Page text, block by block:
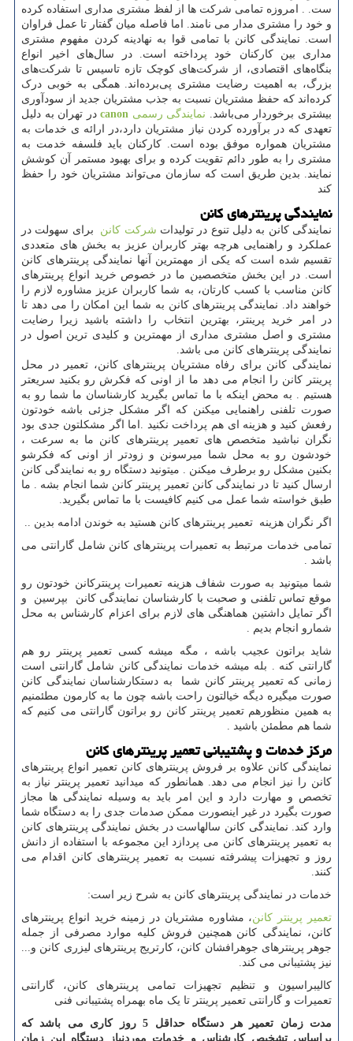
ست. . امروزه تمامی شرکت ها از لفظ مشتری مداری استفاده کرده
و خود را مشتری مدار می نامند. اما فاصله میان گفتار تا عمل فراوان
است. نمایندگی کانن با تمامی قوا به نهادینه کردن مفهوم مشتری
مداری بین کارکنان خود پرداخته است. در سال‌های اخیر انواع
بنگاه‌های اقتصادی، از شرکت‌های کوچک تازه‌ تاسیس تا شرکت‌های
بزرگ، به اهمیت رضایت مشتری پی‌برده‌اند. همگی به خوبی درک
کرده‌اند که حفظ مشتریان نسبت به جذب مشتریان جدید از سودآوری
بیشتری برخوردار می‌باشد. نمایندگی رسمی canonدر تهران به دلیل
تعهدی که در برآورده کردن نیاز مشتریان دارد،در ارائه ی خدمات به
مشتریان همواره موفق بوده است. کارکنان باید فلسفه خدمت به
مشتری را به طور دائم تقویت کرده و برای بهبود مستمر آن کوشش
نمایند. بدین طریق است که سازمان می‌تواند مشتریان خود را حفظ
کند
نمایندگی پرینترهای کانن
نمایندگی کانن به دلیل تنوع در تولیدات شرکت کانن
برای سهولت در
عملکرد و راهنمایی هرچه بهتر کاربران عزیز به بخش های متعددی
تقسیم شده است که یکی از مهمترین آنها نمایندگی پرینترهای کانن
است. در این بخش متخصصین ما در خصوص خرید انواع پرینترهای
کانن مناسب با کسب کارتان، به شما کاربران عزیز مشاوره لازم را
خواهند داد. نمایندگی پرینترهای کانن به شما این امکان را می دهد تا
در امر خرید پرینتر، بهترین انتخاب را داشته باشید زیرا رضایت
مشتری و اصل مشتری مداری از مهمترین و کلیدی ترین اصول در
نمایندگی پرینترهای کانن می باشد.
نمایندگی کانن برای رفاه مشتریان پرینترهای کانن، تعمیر در محل
پرینتر کانن را انجام می دهد ما از اونی که فکرش رو بکنید سریعتر
هستیم . به محض اینکه با ما تماس بگیرید کارشناسان ما شما رو به
صورت تلفنی راهنمایی میکنن که اگر مشکل جزئی باشه خودتون
رفعش کنید و هزینه ای هم پرداخت نکنید .اما اگر مشکلتون جدی بود
نگران نباشید متخصص های تعمیر پرینترهای کانن ما به سرعت ،
خودشون رو به محل شما میرسونن و زودتر از اونی که فکرشو
بکنین مشکل رو برطرف میکنن . میتونید دستگاه رو به نمایندگی کانن
ارسال کنید تا در نمایندگی کانن تعمیر پرینتر کانن شما انجام بشه . ما
طبق خواسته شما عمل می کنیم کافیست با ما تماس بگیرید.
اگر نگران هزینه تعمیر پرینترهای کانن هستید به خوندن ادامه بدین ..
تمامی خدمات مرتبط به تعمیرات پرینترهای کانن شامل گارانتی می
باشد .
شما میتونید به صورت شفاف هزینه تعمیرات پرینترکانن خودتون رو
موقع تماس تلفنی و صحبت با کارشناسان نمایندگی کانن بپرسین و
اگر تمایل داشتین هماهنگی های لازم برای اعزام کارشناس به محل
شمارو انجام بدیم .
شاید براتون عجیب باشه ، مگه میشه کسی تعمیر پرینتر رو هم
گارانتی کنه . بله میشه خدمات نمایندگی کانن شامل گارانتی است
زمانی که تعمیر پرینتر کانن شما به دستکارشناسان نمایندگی کانن
صورت میگیره دیگه خیالتون راحت باشه چون ما به کارمون مطئمنیم
به همین منظورهم تعمیر پرینتر کانن رو براتون گارانتی می کنیم که
شما هم مطمئن باشید .
مرکز خدمات و پشتیبانی تعمیر پرینترهای کانن
نمایندگی کانن علاوه بر فروش پرینترهای کانن تعمیر انواع پرینترهای
کانن را نیز انجام می دهد. همانطور که میدانید تعمیر پرینتر نیاز به
تخصص و مهارت دارد و این امر باید به وسیله نمایندگی ها مجاز
صورت بگیرد در غیر اینصورت ممکن صدمات جدی را به دستگاه شما
وارد کند. نمایندگی کانن سالهاست در بخش نمایندگی پرینترهای کانن
به تعمیر پرینترهای کانن می پردازد این مجموعه با استفاده از دانش
روز و تجهیزات پیشرفته نسبت به تعمیر پرینترهای کانن اقدام می
کنند.
خدمات در نمایندگی پرینترهای کانن به شرح زیر است:
تعمیر پرینتر کانن، مشاوره مشتریان در زمینه خرید انواع پرینترهای
کانن، نمایندگی کانن همچنین فروش کلیه موارد مصرفی از جمله
جوهر پرینترهای جوهرافشان کانن، کارتریج پرینترهای لیزری کانن و...
نیز پشتیبانی می کند.
کالیبراسیون و تنظیم تجهیزات تمامی پرینترهای کانن، گارانتی
تعمیرات و گارانتی تعمیر پرینتر تا یک ماه بهمراه پشتیبانی فنی
مدت زمان تعمیر هر دستگاه حداقل 5 روز کاری می باشد که
براساس تشخیص کارشناس و خدمات موردنیاز دستگاه این زمان